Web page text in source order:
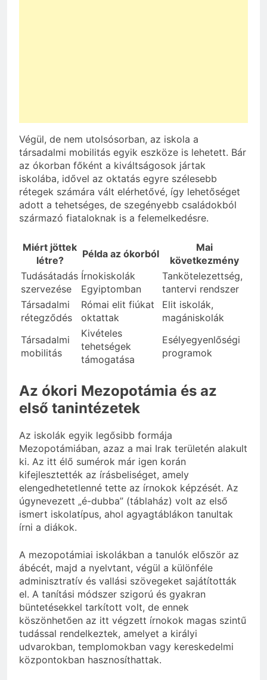
Végül, de nem utolsósorban, az iskola a
társadalmi mobilitás egyik eszköze is lehetett. Bár
az ókorban főként a kiváltságosok jártak
iskolába, idővel az oktatás egyre szélesebb
rétegek számára vált elérhetővé, így lehetőséget
adott a tehetséges, de szegényebb családokból
származó fiataloknak is a felemelkedésre.
Miért jöttek
létre?
Példa az ókorból
Mai
következmény
Tudásátadás
szervezése
Írnokiskolák
Egyiptomban
Tankötelezettség,
tantervi rendszer
Társadalmi
rétegződés
Római elit fiúkat
oktattak
Elit iskolák,
magániskolák
Társadalmi
mobilitás
Kivételes
tehetségek
támogatása
Esélyegyenlőségi
programok
Az ókori Mezopotámia és az
első tanintézetek
Az iskolák egyik legősibb formája
Mezopotámiában, azaz a mai Irak területén alakult
ki. Az itt élő sumérok már igen korán
kifejlesztették az írásbeliséget, amely
elengedhetetlenné tette az írnokok képzését. Az
úgynevezett „é-dubba” (táblaház) volt az első
ismert iskolatípus, ahol agyagtáblákon tanultak
írni a diákok.
A mezopotámiai iskolákban a tanulók először az
ábécét, majd a nyelvtant, végül a különféle
adminisztratív és vallási szövegeket sajátították
el. A tanítási módszer szigorú és gyakran
büntetésekkel tarkított volt, de ennek
köszönhetően az itt végzett írnokok magas szintű
tudással rendelkeztek, amelyet a királyi
udvarokban, templomokban vagy kereskedelmi
központokban hasznosíthattak.